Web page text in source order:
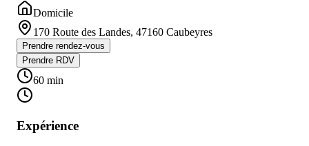
Domicile
170 Route des Landes, 47160 Caubeyres
Prendre rendez-vous
Prendre RDV
60 min
Expérience